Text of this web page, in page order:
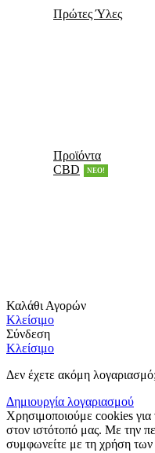
Πρώτες Ύλες
Προϊόντα
CBD
NEO!
Καλάθι Αγορών
Κλείσιμο
Σύνδεση
Κλείσιμο
Δεν έχετε ακόμη λογαριασμό;
Δημιουργία λογαριασμού
Χρησιμοποιούμε cookies για
στον ιστότοπό μας. Με την
συμφωνείτε με τη χρήση